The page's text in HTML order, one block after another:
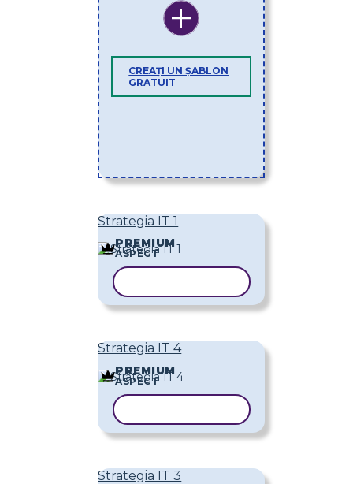
CREAȚI UN ȘABLON
GRATUIT
Strategia IT 1
PREMIUM
ASPECT
Strategia IT 4
PREMIUM
ASPECT
Strategia IT 3